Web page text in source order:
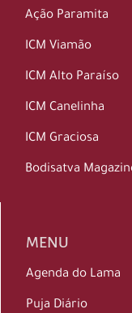
Ação Paramita
ICM Viamão
ICM Alto Paraíso
ICM Canelinha
ICM Graciosa
Bodisatva
MENU
Agenda do Lama
Puja Diário